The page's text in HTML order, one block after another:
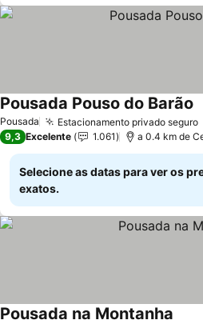
Pousada Estacionamento privado seguro
Pousada Pouso do Barão
9,3 Excelente 1.061 a 0.4 km de
Selecione as datas para ver os
exatos.
Pousada na Montanha